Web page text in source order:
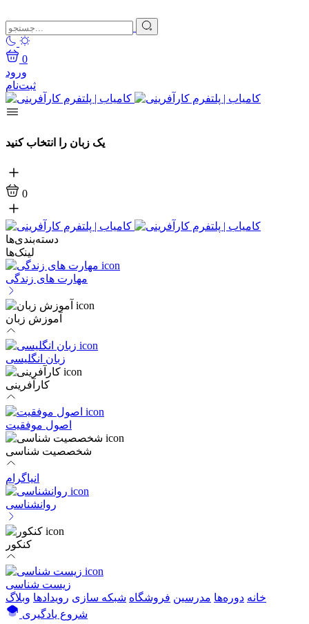
0
ورود
ثبت‌نام
یک زبان را انتخاب کنید
0
دسته‌بندی‌ها
لینک‌ها
مهارت های زندگی
آموزش زبان
زبان انگلیسی
کارآفرینی
اصول موفقیت
شخصصیت شناسی
انیاگرام
روانشناسی
کنکور
زیست شناسی
خانه دوره‌ها مدرسین فروشگاه شبکه سازی رویداد‌ها وبلاگ
شروع یادگیری